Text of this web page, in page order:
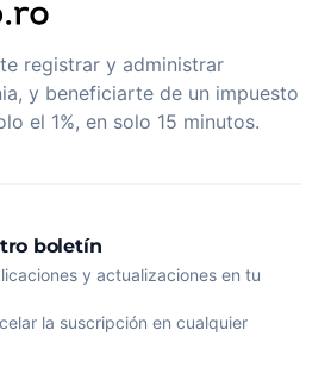
registrar y administrar
y beneficiarte de un impuesto
el 1%, en solo 15 minutos.
boletín
y actualizaciones en tu
la suscripción en cualquier